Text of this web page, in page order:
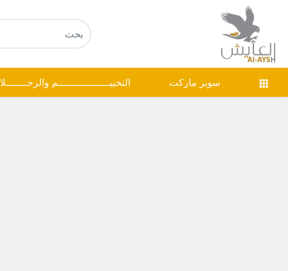
سوبر ماركت التخييـــــــــــــــــم